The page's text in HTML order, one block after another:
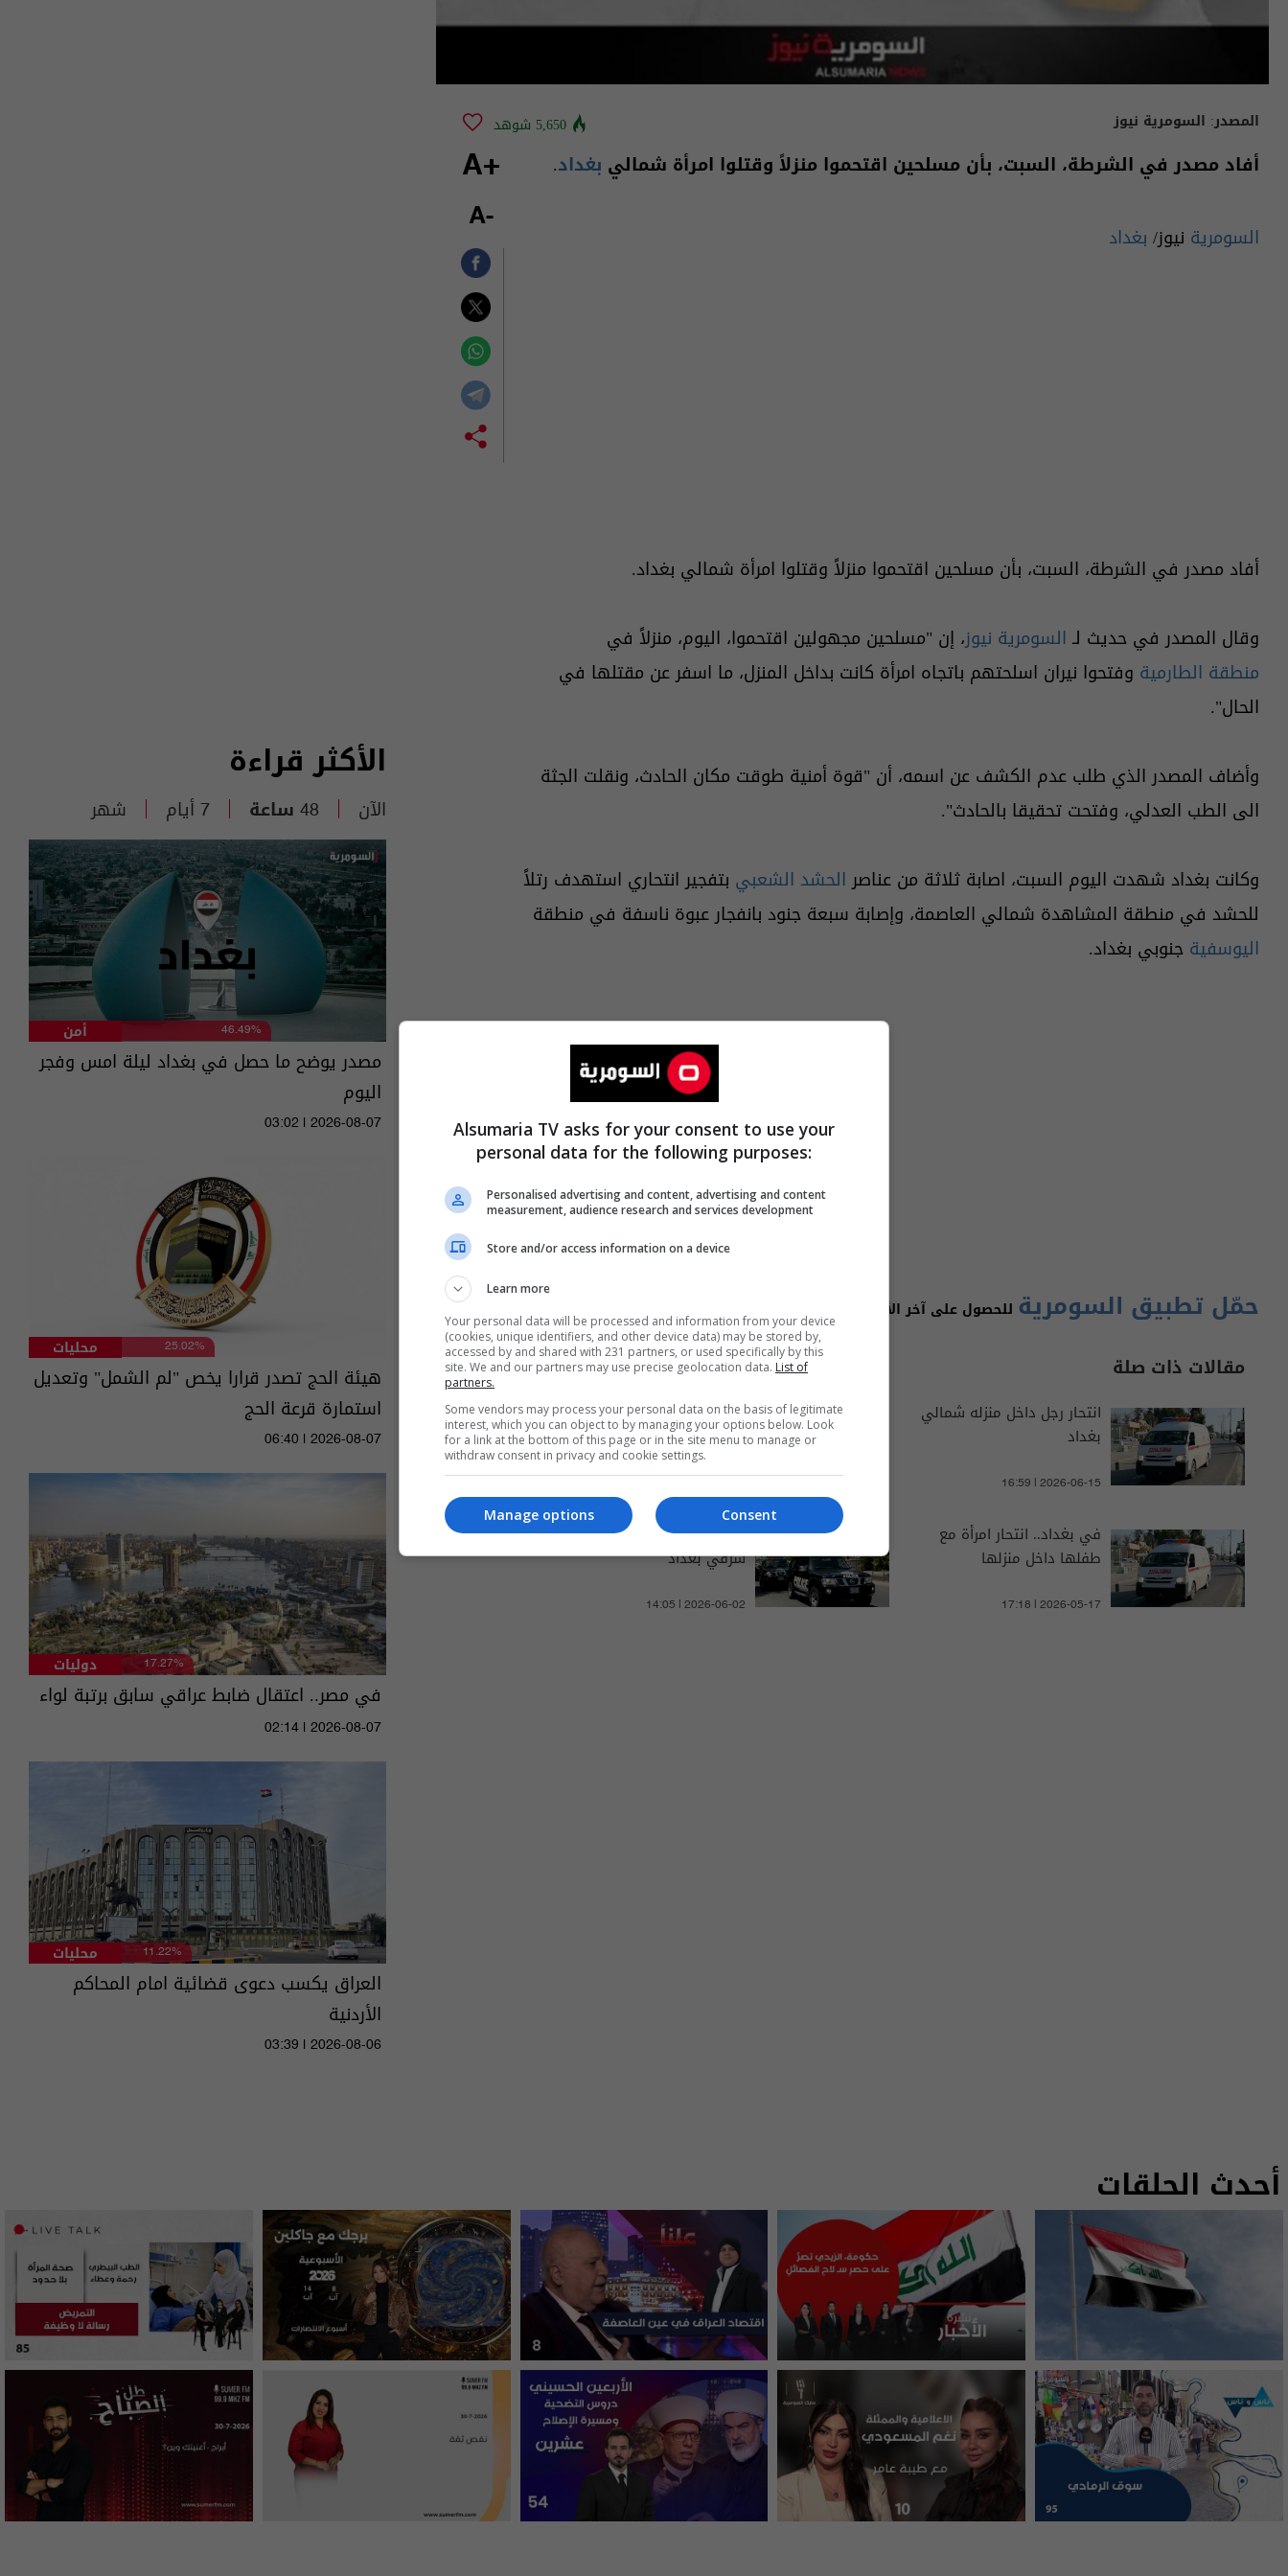
المصدر: السومرية نيوز 5,650 شوهد
أفاد مصدر في الشرطة، السبت، بأن مسلحين اقتحموا منزلاً وقتلوا امرأة شمالي بغداد.
السومرية نيوز/ بغداد
أفاد مصدر في الشرطة، السبت، بأن مسلحين اقتحموا منزلاً وقتلوا امرأة شمالي بغداد.
وقال المصدر في حديث لـ السومرية نيوز، إن "مسلحين مجهولين اقتحموا، اليوم، منزلاً في
منطقة الطارمية وفتحوا نيران اسلحتهم باتجاه امرأة كانت بداخل المنزل، ما اسفر عن مقتلها في
الحال".
وأضاف المصدر الذي طلب عدم الكشف عن اسمه، أن "قوة أمنية طوقت مكان الحادث، ونقلت الجثة
الى الطب العدلي، وفتحت تحقيقا بالحادث".
وكانت بغداد شهدت اليوم السبت، اصابة ثلاثة من عناصرالحشد الشعبي بتفجير انتحاري استهدف رتلاً
للحشد في منطقة المشاهدة شمالي العاصمة، وإصابة سبعة جنود بانفجار عبوة ناسفة في منطقة
اليوسفية جنوبي بغداد.
حمّل تطبيق السومرية للحصول على آخر الأخبار والتغطيات الخاصة
مقالات ذات صلة
انتحار رجل داخل منزله شمالي
بغداد
16:59 | 2026-06-15
خلافات تدفع امرأة إلى قتل
زوجها ودفنه قرب منزله في
في بغداد.. انتحار امرأة مع
طفلها داخل منزلها
17:18 | 2026-05-17
مقتل مواطن بهجوم مسلح
شرقي بغداد
14:05 | 2026-06-02
+A
-A
الأكثر قراءة
الآن 48 ساعة 7 أيام شهر
أمن 46.49%
مصدر يوضح ما حصل في بغداد ليلة امس وفجر
اليوم
03:02 | 2026-08-07
محليات 25.02%
هيئة الحج تصدر قرارا يخص "لم الشمل" وتعديل
استمارة قرعة الحج
06:40 | 2026-08-07
دوليات 17.27%
في مصر.. اعتقال ضابط عراقي سابق برتبة لواء
02:14 | 2026-08-07
محليات 11.22%
العراق يكسب دعوى قضائية امام المحاكم
الأردنية
03:39 | 2026-08-06
أحدث الحلقات
Alsumaria TV asks for your consent to use your
personal data for the following purposes:
Personalised advertising and content, advertising and content
measurement, audience research and services development
Store and/or access information on a device
Learn more
Your personal data will be processed and information from your device
(cookies, unique identifiers, and other device data) may be stored by,
accessed by and shared with 231 partners, or used specifically by this
site. We and our partners may use precise geolocation data. List of
partners.
Some vendors may process your personal data on the basis of legitimate
interest, which you can object to by managing your options below. Look
for a link at the bottom of this page or in the site menu to manage or
withdraw consent in privacy and cookie settings.
Consent
Manage options